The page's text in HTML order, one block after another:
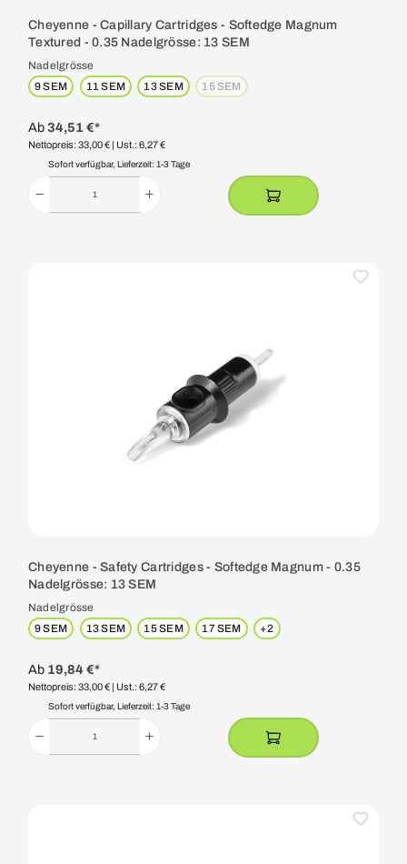
Cheyenne - Capillary Cartridges - Softedge Magnum
Textured - 0.35 Nadelgrösse: 13 SEM
Nadelgrösse
9 SEM
11 SEM 13 SEM 15 SEM(Diese Option ist zurzeit nicht verfügbar.)
Ab34,51 €*
Nettopreis: 33,00 € | Ust.: 6,27 €
Sofort verfügbar, Lieferzeit: 1-3 Tage
Cheyenne - Safety Cartridges - Softedge Magnum - 0.35
Nadelgrösse: 13 SEM
Nadelgrösse
9 SEM
13 SEM 15 SEM 17 SEM +2
Ab 19,84 €*
Nettopreis: 33,00 € | Ust.: 6,27 €
Sofort verfügbar, Lieferzeit: 1-3 Tage